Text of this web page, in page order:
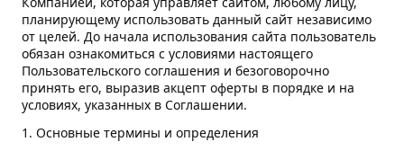
МСФО
КОНТАКТЫ
планирующему использовать данный сайт независимо
от целей. До начала использования сайта пользователь
обязан ознакомиться с условиями настоящего
Пользовательского соглашения и безоговорочно
принять его, выразив акцепт оферты в порядке и на
условиях, указанных в Соглашении.
1. Основные термины и определения